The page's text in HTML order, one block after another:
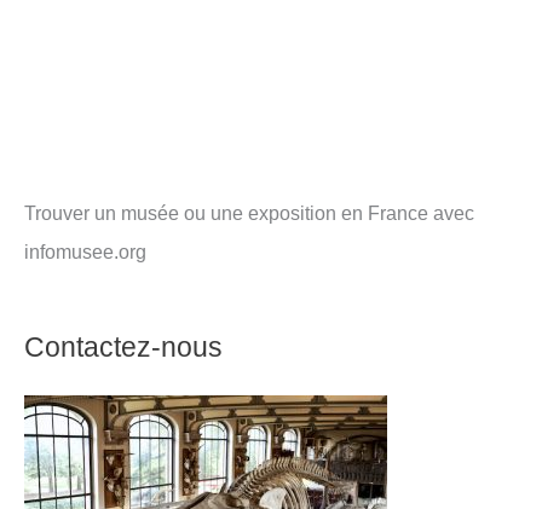
Trouver un musée ou une exposition en France avec
infomusee.org
Contactez-nous